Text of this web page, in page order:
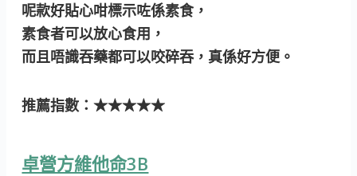
呢款好貼心咁標示咗係素食，
素食者可以放心食用，
而且唔識吞藥都可以咬碎吞，真係好方便。
推薦指數：★★★★★
卓營方維他命3B